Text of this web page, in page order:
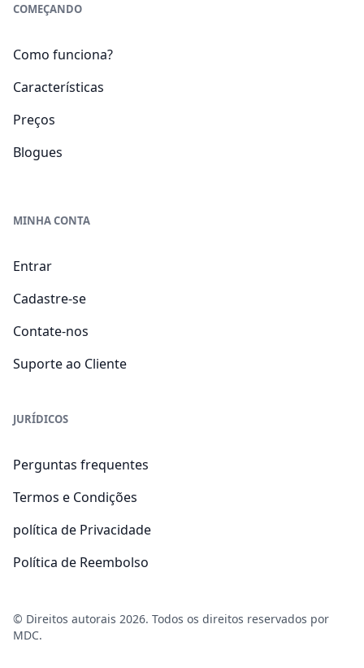
COMEÇANDO
Como funciona?
Características
Preços
Blogues
MINHA CONTA
Entrar
Cadastre-se
Contate-nos
Suporte ao Cliente
JURÍDICOS
Perguntas frequentes
Termos e Condições
política de Privacidade
Política de Reembolso
© Direitos autorais 2026. Todos os direitos reservados por
MDC.